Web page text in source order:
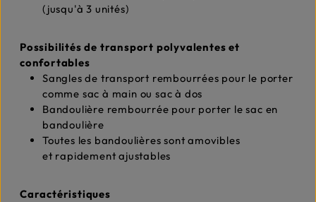
(jusqu'à 3 unités)
Possibilités de transport polyvalentes et
confortables
Sangles de transport rembourrées pour le porter
comme sac à main ou sac à dos
Bandoulière rembourrée pour porter le sac en
bandoulière
Toutes les bandoulières sont amovibles
et rapidement ajustables
Caractéristiques